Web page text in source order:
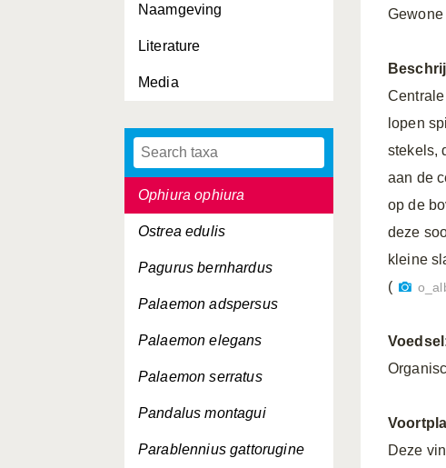
Naamgeving
Literature
Media
Obelia geniculata
Onchidoris fusca
Opercularella lacerata
Ophiura albida
Ophiura ophiura
Ostrea edulis
Pagurus bernhardus
Palaemon adspersus
Palaemon elegans
Palaemon serratus
Pandalus montagui
Parablennius gattorugine
lopen
stekels,
aan de
op de
deze
kleine
(
Deze